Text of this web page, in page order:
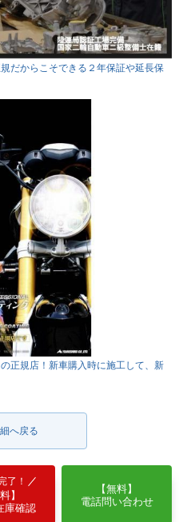
だからこそできる２年保証や延長保
正規店！新車購入時に施工して、新
へ戻る
了！
】
庫確認
【無料】
電話問い合わせ